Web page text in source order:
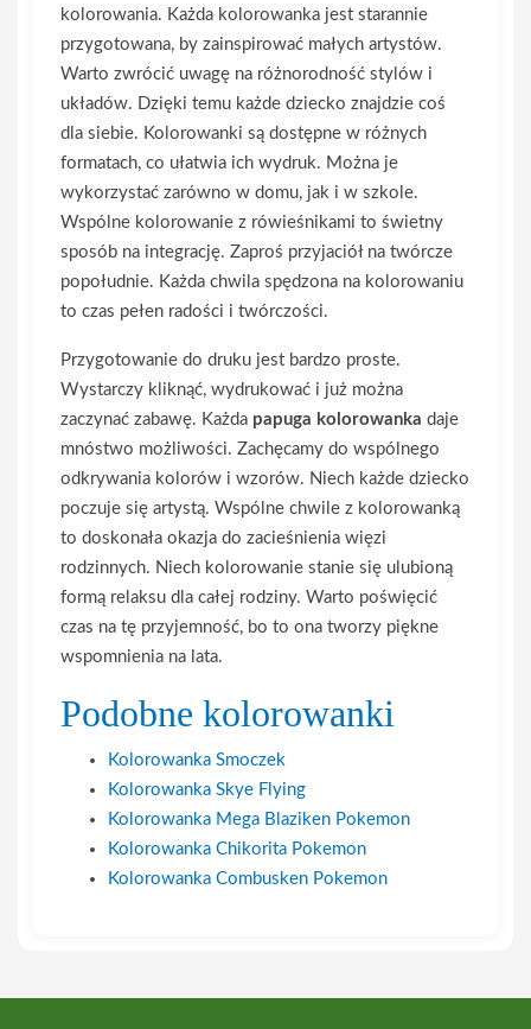
kolorowania. Każda kolorowanka jest starannie
przygotowana, by zainspirować małych artystów.
Warto zwrócić uwagę na różnorodność stylów i
układów. Dzięki temu każde dziecko znajdzie coś
dla siebie. Kolorowanki są dostępne w różnych
formatach, co ułatwia ich wydruk. Można je
wykorzystać zarówno w domu, jak i w szkole.
Wspólne kolorowanie z rówieśnikami to świetny
sposób na integrację. Zaproś przyjaciół na twórcze
popołudnie. Każda chwila spędzona na kolorowaniu
to czas pełen radości i twórczości.
Przygotowanie do druku jest bardzo proste.
Wystarczy kliknąć, wydrukować i już można
zaczynać zabawę. Każda papuga kolorowanka daje
mnóstwo możliwości. Zachęcamy do wspólnego
odkrywania kolorów i wzorów. Niech każde dziecko
poczuje się artystą. Wspólne chwile z kolorowanką
to doskonała okazja do zacieśnienia więzi
rodzinnych. Niech kolorowanie stanie się ulubioną
formą relaksu dla całej rodziny. Warto poświęcić
czas na tę przyjemność, bo to ona tworzy piękne
wspomnienia na lata.
Podobne kolorowanki
Kolorowanka Smoczek
Kolorowanka Skye Flying
Kolorowanka Mega Blaziken Pokemon
Kolorowanka Chikorita Pokemon
Kolorowanka Combusken Pokemon